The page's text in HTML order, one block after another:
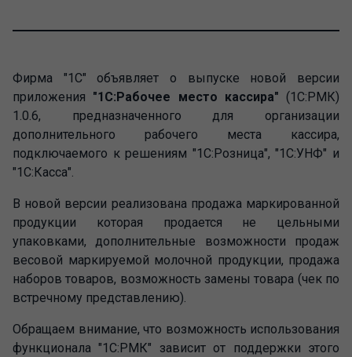
Фирма "1С" объявляет о выпуске новой версии
приложения "1С:Рабочее место кассира" (1С:РМК)
1.0.6, предназначенного для организации
дополнительного рабочего места кассира,
подключаемого к решениям "1С:Розница", "1С:УНФ" и
"1С:Касса".
В новой версии реализована продажа маркированной
продукции которая продается не цельными
упаковками, дополнительные возможности продаж
весовой маркируемой молочной продукции, продажа
наборов товаров, возможность замены товара (чек по
встречному представлению).
Обращаем внимание, что возможность использования
функционала "1С:РМК" зависит от поддержки этого